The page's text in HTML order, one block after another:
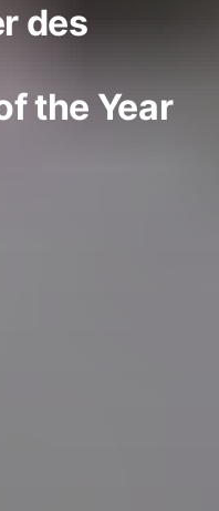
des
the Year